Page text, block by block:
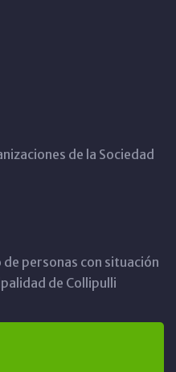
de la Sociedad
personas con situación
de Collipulli